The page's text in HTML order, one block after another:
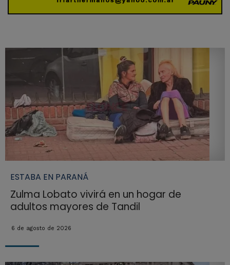
ESTABA EN PARANÁ
Zulma Lobato vivirá en un hogar de
adultos mayores de Tandil
6 de agosto de 2026